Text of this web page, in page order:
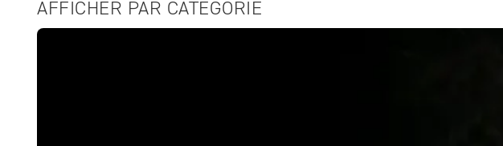
AFFICHER PAR CATÉGORIE